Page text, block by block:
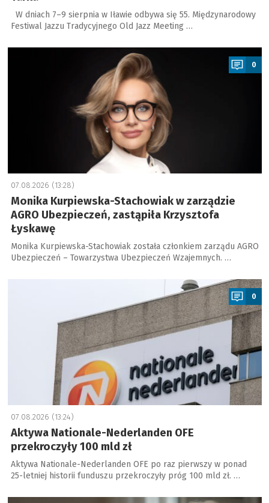
W dniach 7–9 sierpnia w Iławie odbywa się 55. Międzynarodowy
Festiwal Jazzu Tradycyjnego Old Jazz Meeting …
a
0
07.08.2026 (13:28)
Monika Kurpiewska-Stachowiak w zarządzie
AGRO Ubezpieczeń, zastąpiła Krzysztofa
Łyskawę
Monika Kurpiewska-Stachowiak została członkiem zarządu AGRO
Ubezpieczeń – Towarzystwa Ubezpieczeń Wzajemnych. …
0
07.08.2026 (13:24)
Aktywa Nationale-Nederlanden OFE
przekroczyły 100 mld zł
Aktywa Nationale-Nederlanden OFE po raz pierwszy w ponad
25-letniej historii funduszu przekroczyły próg 100 mld zł. …
a